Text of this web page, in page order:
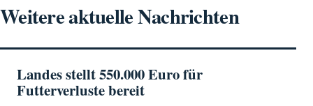
Weitere aktuelle Nachrichten
Landes stellt 550.000 Euro für
Futterverluste bereit